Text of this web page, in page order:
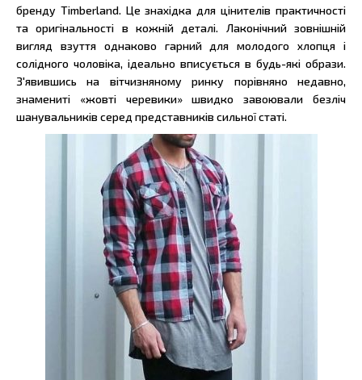
бренду Timberland. Це знахідка для цінителів практичності
та оригінальності в кожній деталі. Лаконічний зовнішній
вигляд взуття однаково гарний для молодого хлопця і
солідного чоловіка, ідеально вписується в будь-які образи.
З'явившись на вітчизняному ринку порівняно недавно,
знамениті «жовті черевики» швидко завоювали безліч
шанувальників серед представників сильної статі.